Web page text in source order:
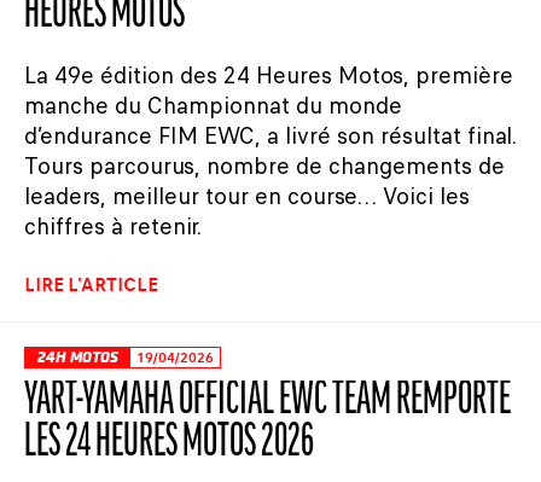
HEURES MOTOS
La 49e édition des 24 Heures Motos, première
manche du Championnat du monde
d’endurance FIM EWC, a livré son résultat final.
Tours parcourus, nombre de changements de
leaders, meilleur tour en course… Voici les
chiffres à retenir.
LIRE L'ARTICLE
24H MOTOS 19/04/2026
YART-YAMAHA OFFICIAL EWC TEAM REMPORTE
LES 24 HEURES MOTOS 2026